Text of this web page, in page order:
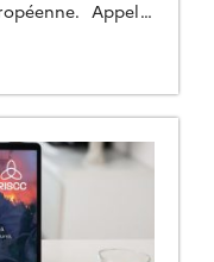
Appel à
ERIC […]